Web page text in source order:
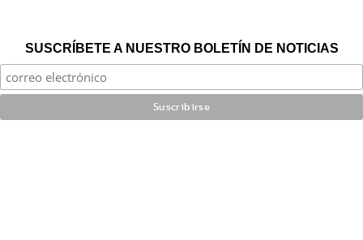
SUSCRÍBETE A NUESTRO BOLETÍN DE NOTICIAS